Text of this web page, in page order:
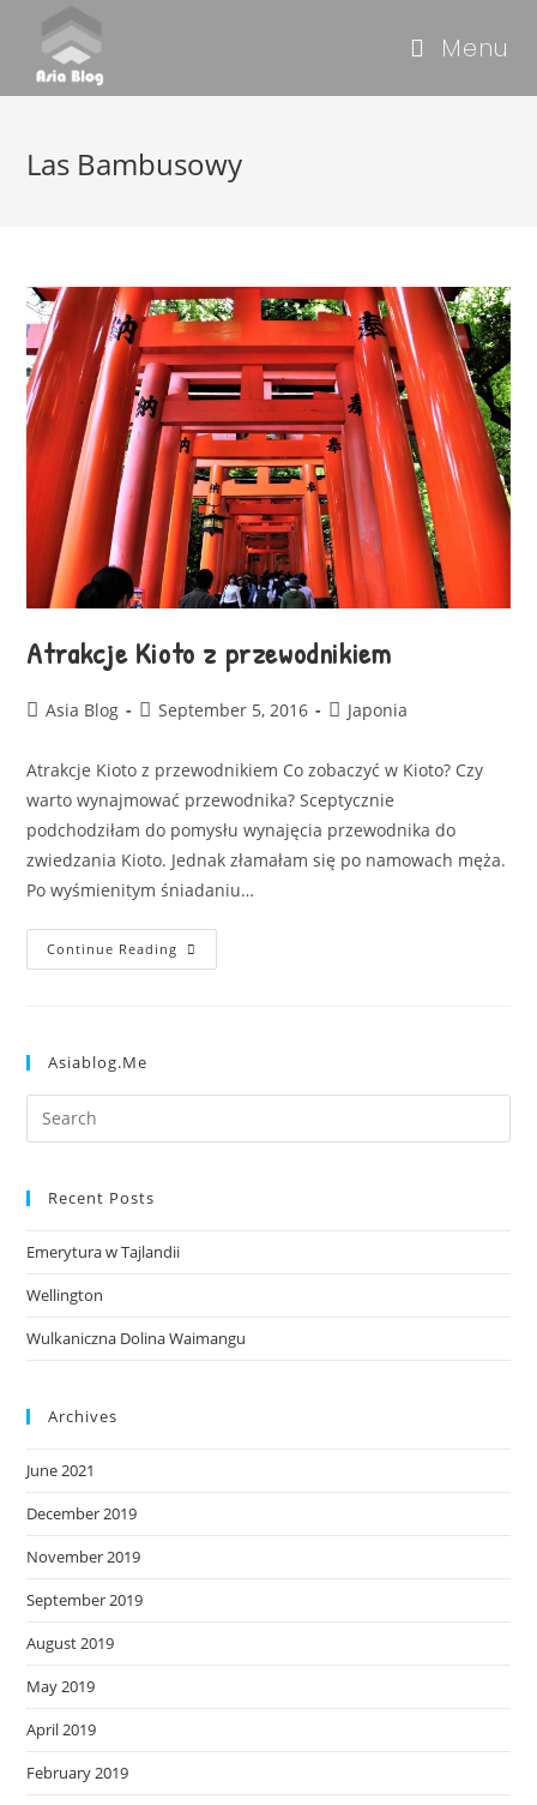
Menu
Las Bambusowy
Atrakcje Kioto z przewodnikiem
Asia Blog September 5, 2016 Japonia
Atrakcje Kioto z przewodnikiem Co zobaczyć w Kioto? Czy
warto wynajmować przewodnika? Sceptycznie
podchodziłam do pomysłu wynajęcia przewodnika do
zwiedzania Kioto. Jednak złamałam się po namowach męża.
Po wyśmienitym śniadaniu…
Continue Reading
Asiablog.me
Recent Posts
Emerytura w Tajlandii
Wellington
Wulkaniczna Dolina Waimangu
Archives
June 2021
December 2019
November 2019
September 2019
August 2019
May 2019
April 2019
February 2019